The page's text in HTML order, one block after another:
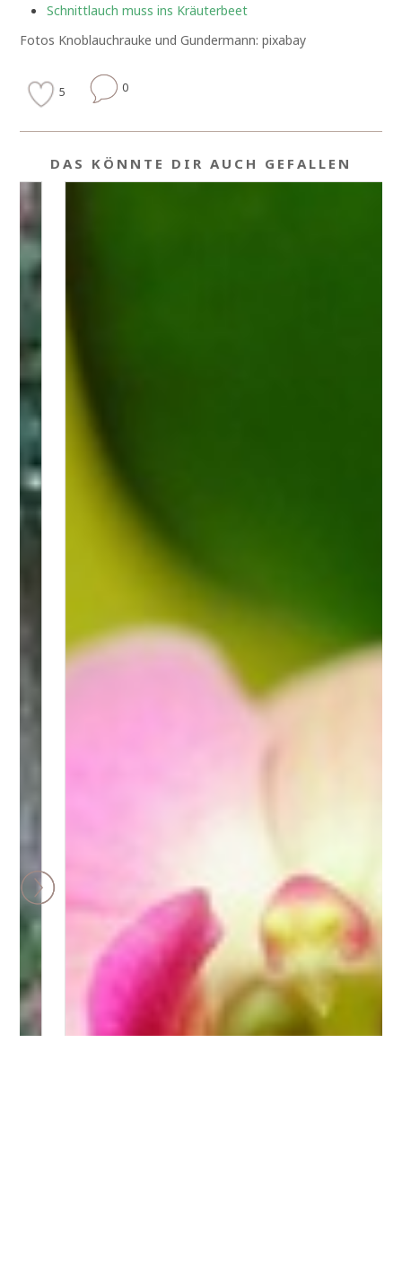
Schnittlauch muss ins Kräuterbeet
Fotos Knoblauchrauke und Gundermann: pixabay
5 0
DAS KÖNNTE DIR AUCH GEFALLEN